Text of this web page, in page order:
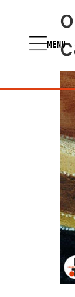
MENU